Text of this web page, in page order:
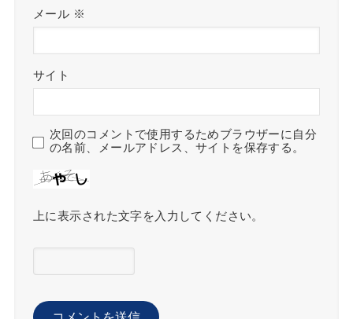
メール ※
サイト
次回のコメントで使用するためブラウザーに自分
の名前、メールアドレス、サイトを保存する。
上に表示された文字を入力してください。